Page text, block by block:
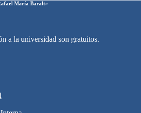
María Baralt»
a la universidad son gratuitos.